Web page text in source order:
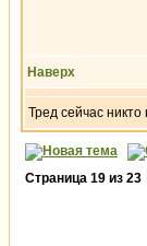
Наверх
Тред сейчас никто
Страница 19 из 23